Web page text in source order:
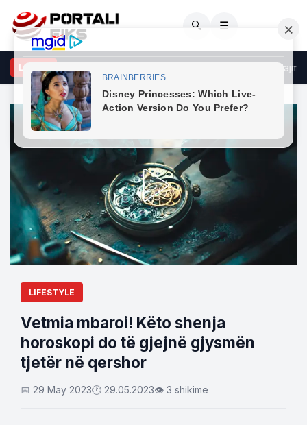
🔍 ☰
LAJMEe larta "pushtojnë" Shqipërinë, IGJEO lëshon
LIFESTYLE
Vetmia mbaroi! Këto shenja
horoskopi do të gjejnë gjysmën
tjetër në qershor
📅 29 May 2023🕐 29.05.2023👁 3 shikime